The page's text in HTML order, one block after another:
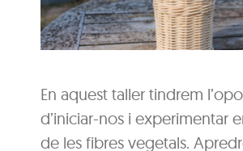
En aquest taller tindrem
d’iniciar-nos i experimentar
de les fibres vegetals.